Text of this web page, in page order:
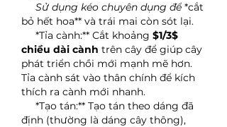
Sử dụng kéo chuyên dụng để *cắt
bỏ hết hoa** và trái mai còn sót lại.
*Tỉa cành:** Cắt khoảng $1/3$
chiều dài cành trên cây để giúp cây
phát triển chồi mới mạnh mẽ hơn.
Tỉa cành sát vào thân chính để kích
thích ra cành mới nhanh.
*Tạo tán:** Tạo tán theo dáng đã
định (thường là dáng cây thông),